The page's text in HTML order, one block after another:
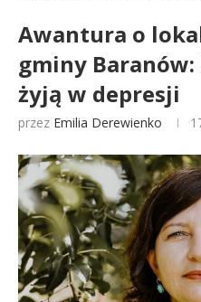
Awantura o
gminy
żyją w depresji
przez Emilia Derewienko